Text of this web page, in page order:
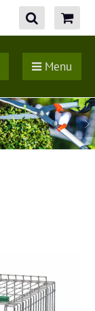
Menu